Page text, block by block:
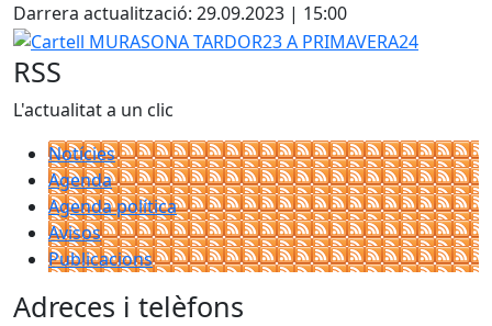
Darrera actualització: 29.09.2023 | 15:00
Cartell MURASONA TARDOR23 A PRIMAVERA24
RSS
L'actualitat a un clic
Notícies
Agenda
Agenda política
Avisos
Publicacions
Adreces i telèfons